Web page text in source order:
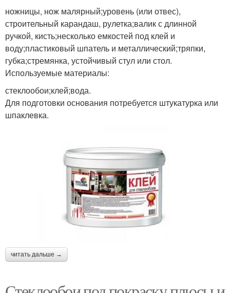
ножницы, нож малярный;уровень (или отвес),
строительный карандаш, рулетка;валик с длинной
ручкой, кисть;несколько емкостей под клей и
воду;пластиковый шпатель и металлический;тряпки,
губка;стремянка, устойчивый стул или стол.
Используемые материалы:
стеклообои;клей;вода.
Для подготовки основания потребуется штукатурка или
шпаклевка.
читать дальше →